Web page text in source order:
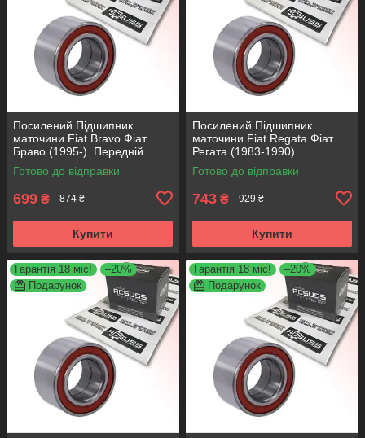
Посилений Підшипник
маточини Fiat Bravo Фіат
Браво (1995-). Передній.
АКСУСС Корея! VKBA3538 ,
R158.44 , 713690750
Готово до відправки
699 ₴ 874 ₴
Купити
Посилений Підшипник
маточини Fiat Regata Фіат
Регата (1983-1990).
Передній. АКСУСС Корея!
VKBA1410 , R182.60 ,
Готово до відправки
743 ₴ 929 ₴
Купити
Гарантія 18 міс!
–20%
Подарунок
Гарантія 18 міс!
–20%
Подарунок